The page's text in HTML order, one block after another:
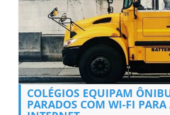
COLÉGIOS EQUIPAM
PARADOS COM WI-FI